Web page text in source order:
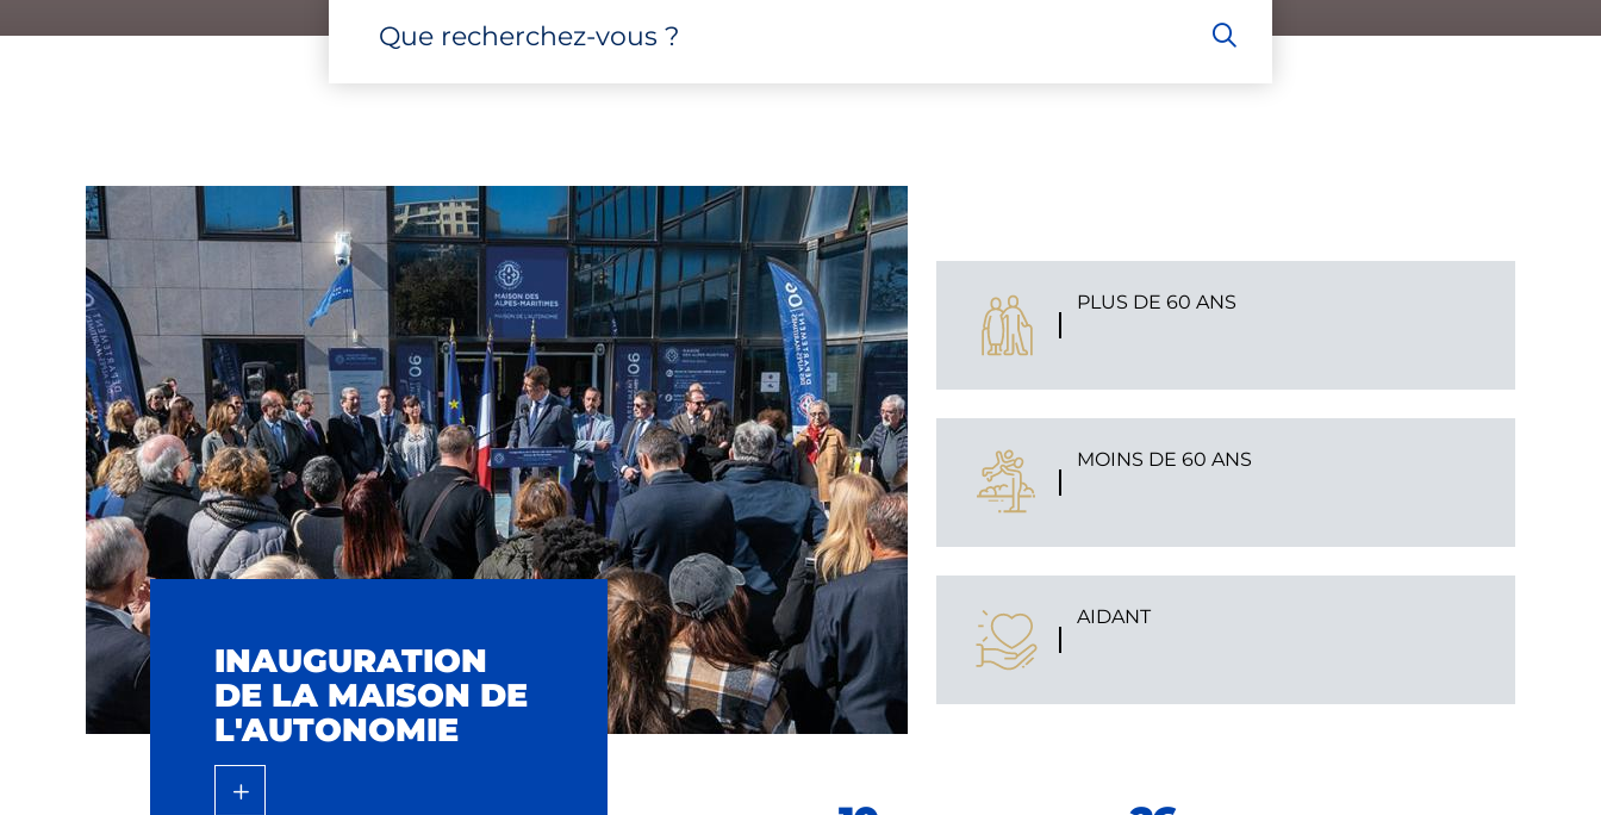
Que recherchez-vous ?
INAUGURATION
DE LA MAISON DE
L'AUTONOMIE
PLUS DE 60 ANS
MOINS DE 60 ANS
AIDANT